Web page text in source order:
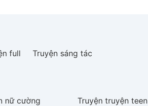
full Truyện sáng tác
nữ cường Truyệntruyện teen